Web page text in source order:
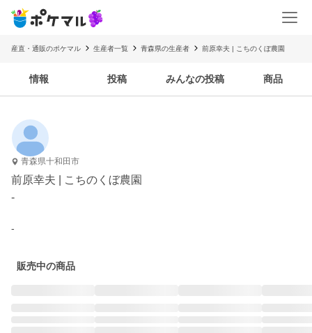
産直・通販のポケマル 生産者一覧 青森県の生産者 前原幸夫 | こちのくぼ農園
情報 投稿 みんなの投稿 商品
青森県十和田市
前原幸夫 | こちのくぼ農園
-
-
販売中の商品